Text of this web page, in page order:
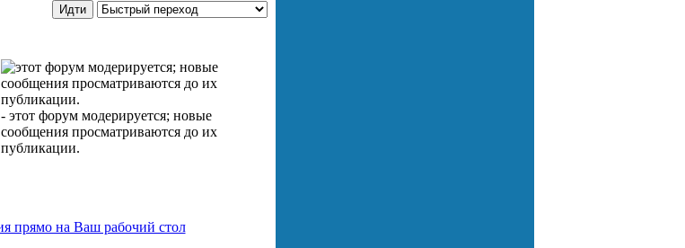
- этот форум модерируется; новые
сообщения просматриваются до их
публикации.